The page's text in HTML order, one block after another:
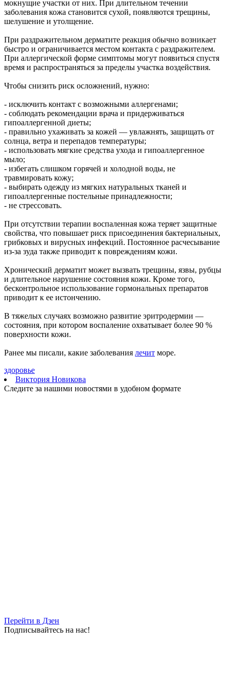
августа
06.08.2026 | 17:05
В Тольятти пенсионер передал курьеру мошенников пакет с
нарезанными газетами вместо денег
06.08.2026 | 16:57
В первый день окружных соревнований проекта для
работающей молодежи "МолоТ" команда Самарской области
показала достойный результат
06.08.2026 | 16:21
Улиточный бизнес: в Самарской области выращивают
06.08.2026 | 16:17
Укрепление системы довузовской подготовки: проект
"Базовые и опорные школы" в Самарской области
06.08.2026 | 16:11
Праздник вопреки боли: "званый ужин" в честь дня рождения
Карла III – очередная провокация?
06.08.2026 | 16:07
Житель Новокуйбышевска захватил 311 "квадратов"
государственной земли
06.08.2026 | 16:03
В Волжском районе начинается капремонт путепровода через
железную дорогу
06.08.2026 | 15:55
В "Курумоче" 6 августа задерживаются более десятка рейсов
06.08.2026 | 15:27
Тольяттинский гандболист борется за путевку на
Олимпийские игры-2028
06.08.2026 | 15:26
В России запустили бесплатный информационный ресурс для
родителей с детьми
06.08.2026 | 15:12
Вакансии потерявшим работу, экскурсия для инвалидов и
новые схемы мошенников: о чем расскажет "Волжская
коммуна" 7 августа
06.08.2026 | 15:00
В Самарской области 7 августа ожидается 33-градусная жара
06.08.2026 | 14:56
В Тольятти проходит второй игровой день турнира по
гандболу Спартакиады народов России
06.08.2026 | 14:52
“Есть на карте”: как самарские музыканты монетизируют
творчество и выступают на концертных площадках по всей
мокнущие участки от них. При длительном течении
заболевания кожа становится сухой, появляются трещины,
шелушение и утолщение.
При раздражительном дерматите реакция обычно возникает
быстро и ограничивается местом контакта с раздражителем.
При аллергической форме симптомы могут появиться спустя
время и распространяться за пределы участка воздействия.
Чтобы снизить риск осложнений, нужно:
- исключить контакт с возможными аллергенами;
- соблюдать рекомендации врача и придерживаться
гипоаллергенной диеты;
- правильно ухаживать за кожей — увлажнять, защищать от
солнца, ветра и перепадов температуры;
- использовать мягкие средства ухода и гипоаллергенное
мыло;
- избегать слишком горячей и холодной воды, не
травмировать кожу;
- выбирать одежду из мягких натуральных тканей и
гипоаллергенные постельные принадлежности;
- не стрессовать.
При отсутствии терапии воспаленная кожа теряет защитные
свойства, что повышает риск присоединения бактериальных,
грибковых и вирусных инфекций. Постоянное расчесывание
из-за зуда также приводит к повреждениям кожи.
Хронический дерматит может вызвать трещины, язвы, рубцы
и длительное нарушение состояния кожи. Кроме того,
бесконтрольное использование гормональных препаратов
приводит к ее истончению.
В тяжелых случаях возможно развитие эритродермии —
состояния, при котором воспаление охватывает более 90 %
поверхности кожи.
Ранее мы писали, какие заболевания лечит море.
здоровье
Виктория Новикова
Следите за нашими новостями в удобном формате
Перейти в Дзен
Подписывайтесь на нас!